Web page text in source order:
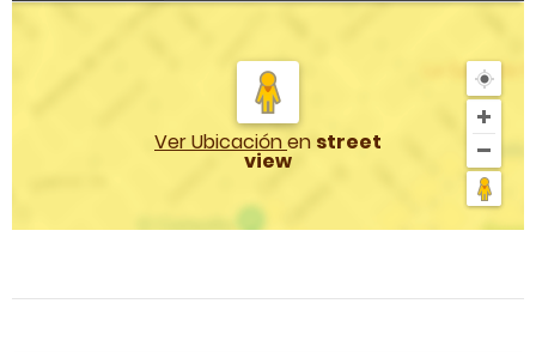
Ver Ubicaciónen street
view